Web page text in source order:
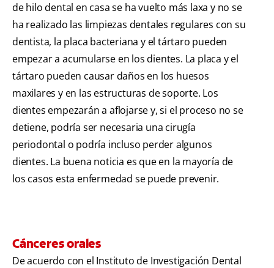
de hilo dental en casa se ha vuelto más laxa y no se
ha realizado las limpiezas dentales regulares con su
dentista, la placa bacteriana y el tártaro pueden
empezar a acumularse en los dientes. La placa y el
tártaro pueden causar daños en los huesos
maxilares y en las estructuras de soporte. Los
dientes empezarán a aflojarse y, si el proceso no se
detiene, podría ser necesaria una cirugía
periodontal o podría incluso perder algunos
dientes. La buena noticia es que en la mayoría de
los casos esta enfermedad se puede prevenir.
Cánceres orales
De acuerdo con el Instituto de Investigación Dental